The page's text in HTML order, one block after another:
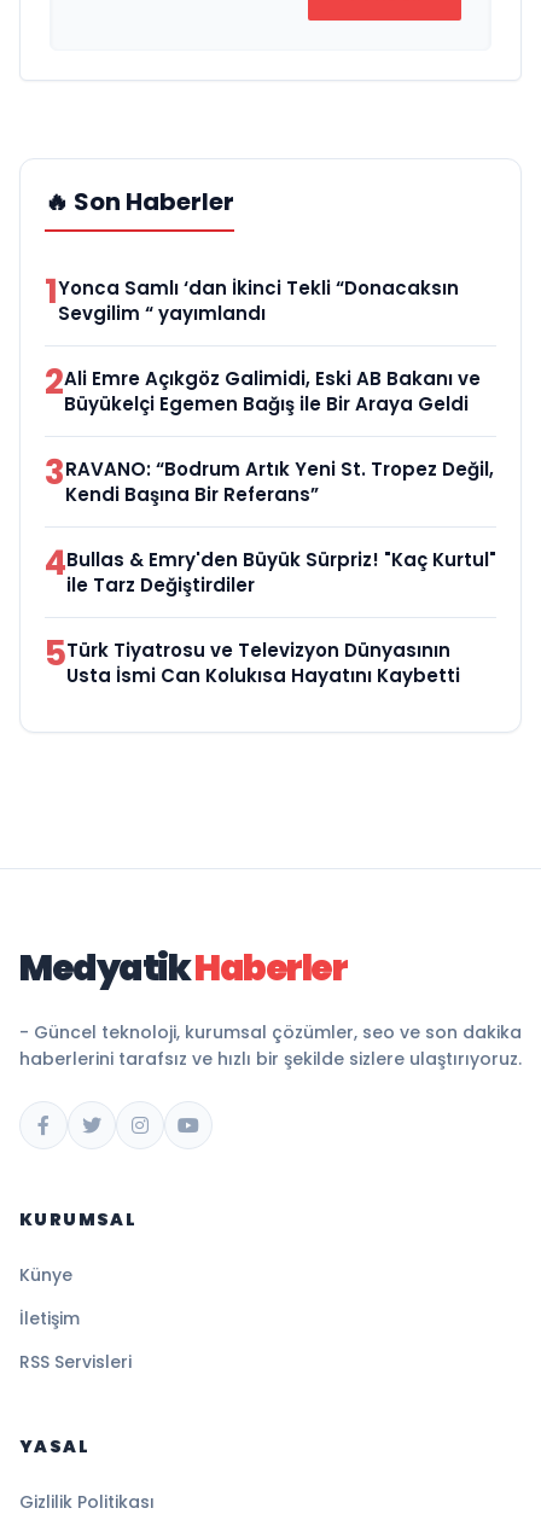
🔥 Son Haberler
1Yonca Samlı ‘dan İkinci Tekli “Donacaksın
Sevgilim “ yayımlandı
2Ali Emre Açıkgöz Galimidi, Eski AB Bakanı ve
Büyükelçi Egemen Bağış ile Bir Araya Geldi
3RAVANO: “Bodrum Artık Yeni St. Tropez Değil,
Kendi Başına Bir Referans”
4Bullas & Emry'den Büyük Sürpriz! "Kaç Kurtul"
ile Tarz Değiştirdiler
5Türk Tiyatrosu ve Televizyon Dünyasının
Usta İsmi Can Kolukısa Hayatını Kaybetti
MedyatikHaberler
- Güncel teknoloji, kurumsal çözümler, seo ve son dakika
haberlerini tarafsız ve hızlı bir şekilde sizlere ulaştırıyoruz.
KURUMSAL
Künye
İletişim
RSS Servisleri
YASAL
Gizlilik Politikası